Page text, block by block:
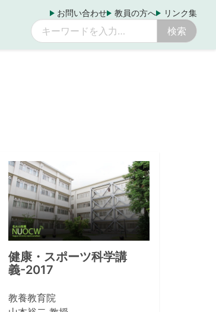
お問い合わせ 教員の方へ リンク集
健康・スポーツ科学講
義-2017
教養教育院